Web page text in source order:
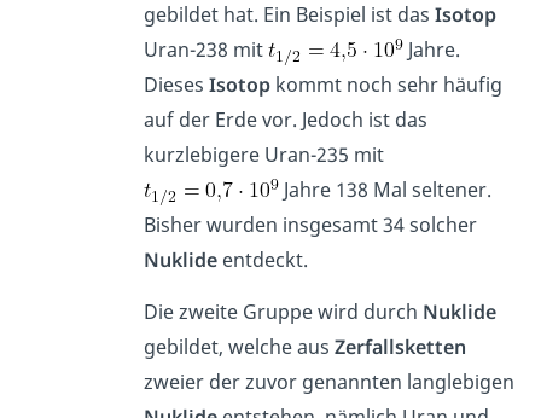
gebildet hat. Ein Beispiel ist dasIsotop
Uran-238 mit
Jahre.
DiesesIsotop kommt noch sehr häufig
auf der Erde vor. Jedoch ist das
kurzlebigere Uran-235 mit
Jahre 138 Mal seltener.
Bisher wurden insgesamt 34 solcher
Nuklide entdeckt.
Die zweite Gruppe wird durch Nuklide
gebildet, welche ausZerfallsketten
zweier der zuvor genannten langlebigen